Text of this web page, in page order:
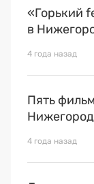
«Горький
в
4 года назад
Пять
4 года назад